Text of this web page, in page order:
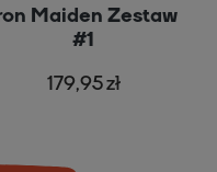
Maiden Zestaw
#1
179,95 zł